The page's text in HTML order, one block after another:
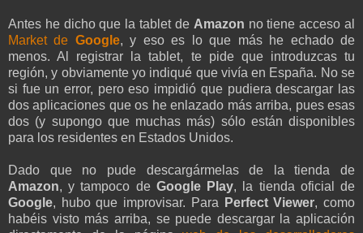
Antes he dicho que la tablet de Amazon no tiene acceso al
Market de Google, y eso es lo que más he echado de
menos. Al registrar la tablet, te pide que introduzcas tu
región, y obviamente yo indiqué que vivía en España. No se
si fue un error, pero eso impidió que pudiera descargar las
dos aplicaciones que os he enlazado más arriba, pues esas
dos (y supongo que muchas más) sólo están disponibles
para los residentes en Estados Unidos.
Dado que no pude descargármelas de la tienda de
Amazon, y tampoco de Google Play, la tienda oficial de
Google, hubo que improvisar. Para Perfect Viewer, como
habéis visto más arriba, se puede descargar la aplicación